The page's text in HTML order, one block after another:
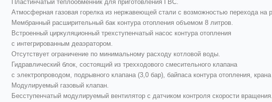
Пластинчатый теплообменник для приготовления ГВС.
Атмосферная газовая горелка из нержавеющей стали с возможностью перехода на
Мембранный расширительный бак контура отопления объемом 8 литров.
Встроенный циркуляционный трехступенчатый насос контура отопления
с интегрированным деаэратором.
Отсутствует ограничение по минимальному расходу котловой воды.
Гидравлический блок, состоящий из трехходового смесительного клапана
с электропроводом, подрывного клапана (3,0 бар), байпаса контура отопления,
Модулируемый газовый клапан.
Бесступенчатый модулируемый вентилятор с датчиком контроля скорости вращения.